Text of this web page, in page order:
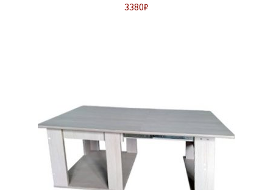
3380₽